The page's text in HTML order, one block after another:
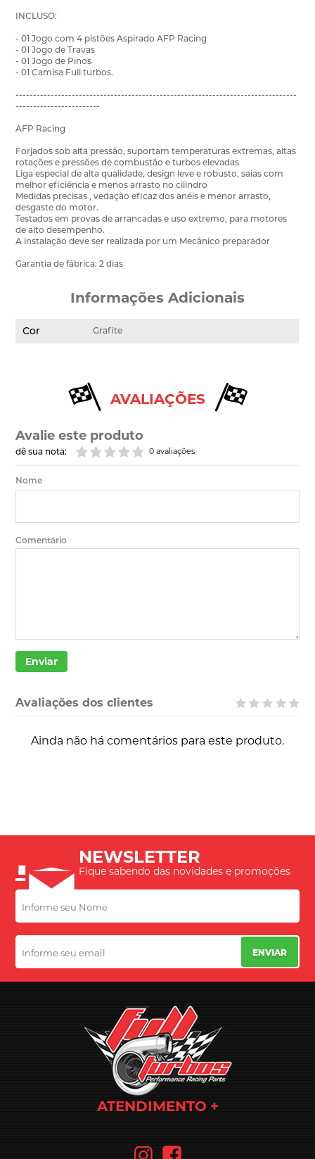
INCLUSO:
- 01 Jogo com 4 pistões Aspirado AFP Racing
- 01 Jogo de Travas
- 01 Jogo de Pinos
- 01 Camisa Full turbos.
--------------------------------------------------------------------------------
------------------------
AFP Racing
Forjados sob alta pressão, suportam temperaturas extremas, altas
rotações e pressões de combustão e turbos elevadas
Liga especial de alta qualidade, design leve e robusto, saias com
melhor eficiência e menos arrasto no cilindro
Medidas precisas , vedação eficaz dos anéis e menor arrasto,
desgaste do motor.
Testados em provas de arrancadas e uso extremo, para motores
de alto desempenho.
A instalação deve ser realizada por um Mecânico preparador
Garantia de fábrica: 2 dias
Informações Adicionais
Cor Grafite
AVALIAÇÕES
Avalie este produto
0 avaliações
dê sua nota:
Nome
Comentário
Enviar
Avaliações dos clientes
Ainda não há comentários para este produto.
NEWSLETTER
Fique sabendo das novidades e promoções
ENVIAR
ATENDIMENTO